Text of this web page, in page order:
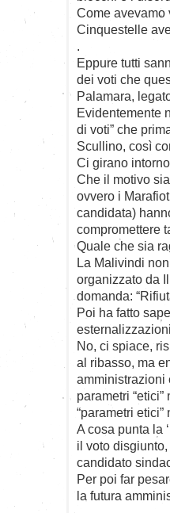
Come avevamo
Cinquestelle
.
Eppure tutti
dei voti che
Palamara,
Evidentemente
di voti” che
Scullino, così
Ci girano
Che il motivo
ovvero i
candidata)
compromettere
Quale che sia
La Malivindi
organizzato da
domanda:
Poi ha fatto
No, ci spiace,
al ribasso, ma
amministrazioni
parametri
“parametri
A cosa punta la
il voto
candidato
Per poi far
la futura